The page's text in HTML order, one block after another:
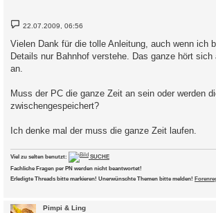
B
e
t
r
g
22.07.2009, 06:56
Vielen Dank für die tolle Anleitung, auch wenn ich
Details nur Bahnhof verstehe. Das ganze hört sich
an.
Muss der PC die ganze Zeit an sein oder werden
zwischengespeichert?
Ich denke mal der muss die ganze Zeit laufen.
Viel zu selten benutzt:
SUCHE
Fachliche Fragen per PN werden nicht beantwortet!
Erledigte Threads bitte markieren! Unerwünschte Themen bitte melden!
Pimpi & Ling